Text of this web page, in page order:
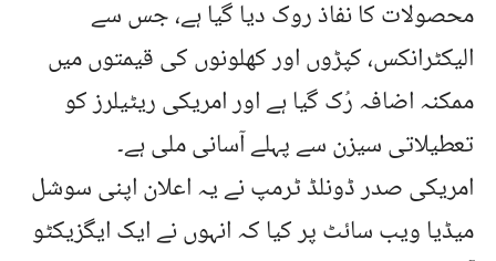
محصولات کا نفاذ روک دیا گیا ہے، جس سے
الیکٹرانکس، کپڑوں اور کھلونوں کی قیمتوں میں
ممکنہ اضافہ رُک گیا ہے اور امریکی ریٹیلرز کو
تعطیلاتی سیزن سے پہلے آسانی ملی ہے۔
امریکی صدر ڈونلڈ ٹرمپ نے یہ اعلان اپنی سوشل
میڈیا ویب سائٹ پر کیا کہ انہوں نے ایک ایگزیکٹو